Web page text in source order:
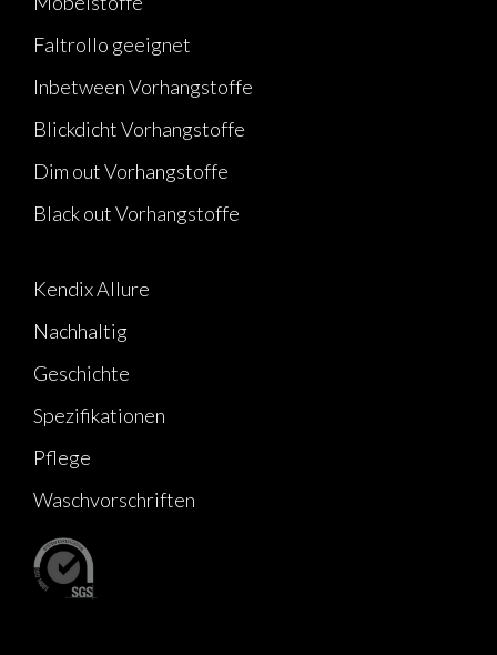
Faltrollo geeignet
Inbetween Vorhangstoffe
Blickdicht Vorhangstoffe
Dim out Vorhangstoffe
Black out Vorhangstoffe
Kendix Allure
Nachhaltig
Geschichte
Spezifikationen
Pflege
Waschvorschriften